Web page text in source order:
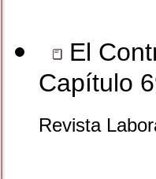
El
Capítulo
Revista